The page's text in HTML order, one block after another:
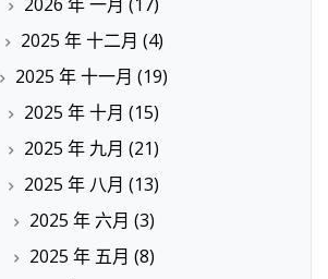
2025 年 十二月 (4)
2025 年 十一月 (19)
2025 年 十月 (15)
2025 年 九月 (21)
2025 年 八月 (13)
2025 年 六月 (3)
2025 年 五月 (8)